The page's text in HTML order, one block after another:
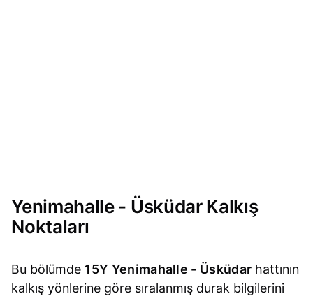
Yenimahalle - Üsküdar Kalkış
Noktaları
Bu bölümde 15Y Yenimahalle - Üsküdar hattının
kalkış yönlerine göre sıralanmış durak bilgilerini